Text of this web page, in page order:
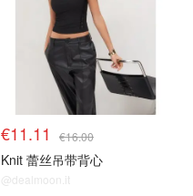
€11.11 €16.00
Knit 蕾丝吊带背心
@dealmoon.it